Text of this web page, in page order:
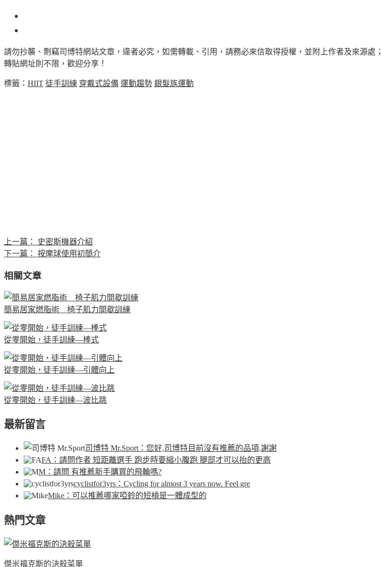
請勿抄襲、剽竊司博特網站文章，違者必究，如需轉載、引用，請務必來信取得授權，並附上作者及來源處；
轉貼網址則不限，歡迎分享！
標籤： HIIT 徒手訓練 穿戴式設備 運動趨勢 銀髮族運動
上一篇：
史密斯機器介紹
下一篇：
按摩球使用初簡介
相關文章
簡易居家燃脂術 椅子肌力間歇訓練
從零開始，徒手訓練—棒式
從零開始，徒手訓練—引體向上
從零開始，徒手訓練—波比跳
最新留言
司博特 Mr.Sport ：您好,司博特目前沒有推薦的品項,謝謝
FA ：請問作者 短距離選手 跑步時要縮小腹跑 腿部才可以抬的更高
M ：請問 有推薦新手購買的飛輪嗎?
cyclistfor3yrs ：Cycling for almost 3 years now. Feel gre
Mike ：可以推薦哪家啞鈴的短槓是一體成型的
熱門文章
傑米福克斯的決殺菜單